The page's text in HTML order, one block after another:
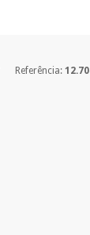
Referência: